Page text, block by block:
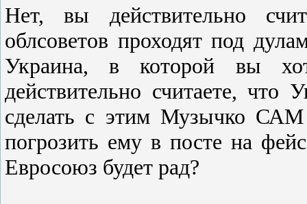
Нет, вы действительно
облсоветов проходят под
Украина, в которой вы
действительно считаете, что
сделать с этим Музычко
погрозить ему в посте на
Евросоюз будет рад?